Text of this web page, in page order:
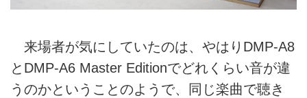
来場者が気にしていたのは、やはりDMP-A8
とDMP-A6 Master Editionでどれくらい音が違
うのかということのようで、同じ楽曲で聴き